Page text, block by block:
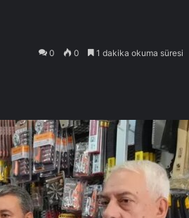
0 0 1 dakika okuma süresi